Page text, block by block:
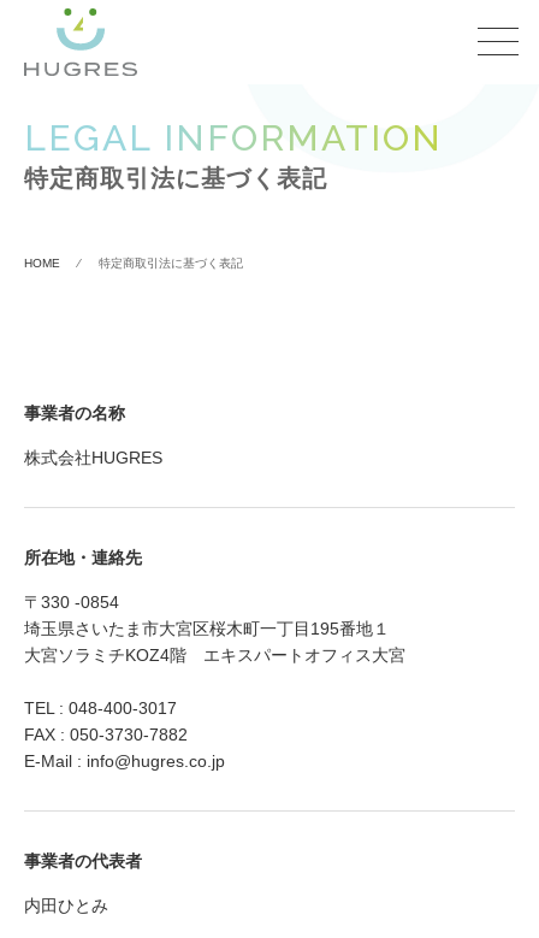
LEGAL INFORMATION
特定商取引法に基づく表記
HOME ⁄ 特定商取引法に基づく表記
事業者の名称
株式会社HUGRES
所在地・連絡先
〒330 -0854
埼玉県さいたま市大宮区桜木町一丁目195番地１
大宮ソラミチKOZ4階 エキスパートオフィス大宮
TEL : 048-400-3017
FAX : 050-3730-7882
E-Mail : info@hugres.co.jp
事業者の代表者
内田ひとみ